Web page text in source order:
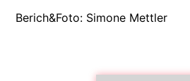
Berich&Foto: Simone Mettler